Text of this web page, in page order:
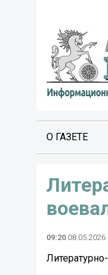
О ГАЗЕТЕ
09:20 08.05.2026